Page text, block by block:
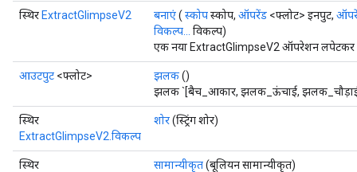
स्थिर ExtractGlimpseV2 बनाएं( स्कोपस्कोप, ऑपरेंड <फ्लोट> इनपुट,
विकल्प...
विकल्प)
एक नया ExtractGlimpseV2 ऑपरेशन लपेटकर
आउटपुट <फ्लोट> झलक()
झलक `[बैच_आकार, झलक_ऊंचाई, झलक_चौड़ाई,
स्थिर
ExtractGlimpseV2.विकल्प
शोर(स्ट्रिंग शोर)
स्थिर
सामान्यीकृत(बूलियन सामान्यीकृत)